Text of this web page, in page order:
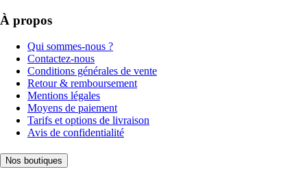
À propos
Qui sommes-nous ?
Contactez-nous
Conditions générales de vente
Retour & remboursement
Mentions légales
Moyens de paiement
Tarifs et options de livraison
Avis de confidentialité
Nos boutiques